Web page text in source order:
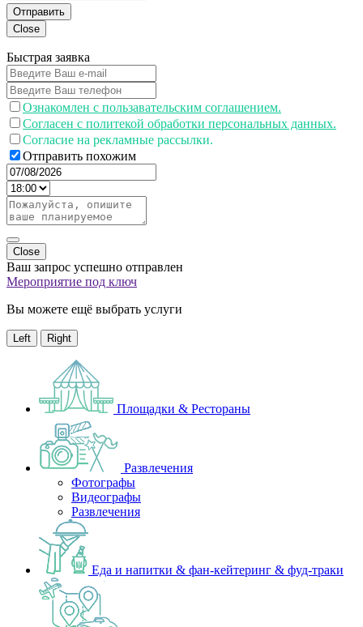
Отправить
Close
Быстрая заявка
Ознакомлен с пользавательским соглашением.
Согласен с политекой обработки персональных данных.
Согласие на рекламные рассылки.
Отправить похожим
Close
Ваш запрос успешно отправлен
Мероприятие под ключ
Вы можете ещё выбрать услуги
Left Right
Площадки & Рестораны
Развлечения
Фотографы
Видеографы
Развлечения
Еда и напитки & фан-кейтеринг & фуд-траки